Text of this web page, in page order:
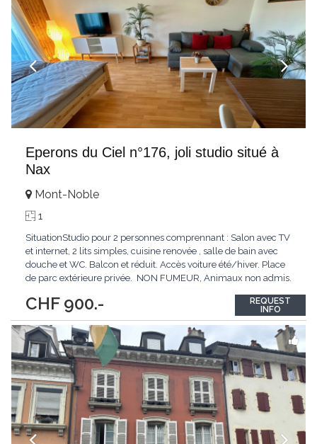
Eperons du Ciel n°176, joli studio situé à
Nax
CHF 900.-
Mont-Noble
1
SituationStudio pour 2 personnes comprennant : Salon avec TV
et internet, 2 lits simples, cuisine renovée , salle de bain avec
douche et WC. Balcon et réduit. Accès voiture été/hiver. Place
de parc extérieure privée. NON FUMEUR, Animaux non admis.
dès le ...
REQUEST
INFO